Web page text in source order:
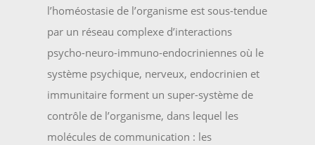
l’homéostasie de l’organisme est sous-tendue
par un réseau complexe d’interactions
psycho-neuro-immuno-endocriniennes où le
système psychique, nerveux, endocrinien et
immunitaire forment un super-système de
contrôle de l’organisme, dans lequel les
molécules de communication : les